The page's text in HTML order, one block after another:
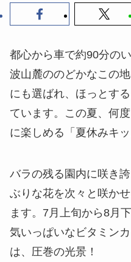
都心から車で約90分の
波山麓ののどかなこの
にも選ばれ、ほっとす
ています。この夏、何
に楽しめる「夏休みキ
バラの残る園内に咲き
ぶりな花を次々と咲か
ます。7月上旬から8月
気いっぱいなビタミン
は、圧巻の光景！